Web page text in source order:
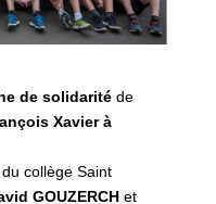
de solidaritéde
Xavier à
collège Saint
GOUZERCHet